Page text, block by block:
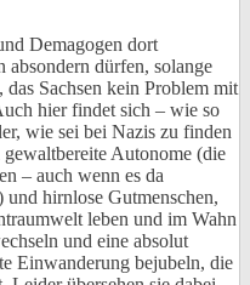
Demagogen dort
absondern dürfen, solange
Sachsen kein Problem mit
hier findet sich – wie so
wie sei bei Nazis zu finden
Autonome (die
– auch wenn es da
hirnlose Gutmenschen,
leben und im Wahn
und eine absolut
Einwanderung bejubeln, die